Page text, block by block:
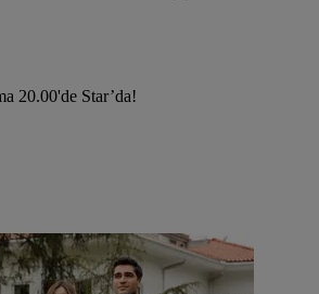
20.00'de Star’da!